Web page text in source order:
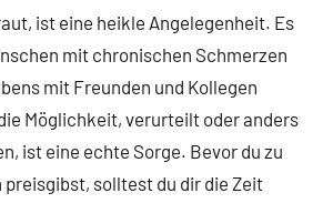
ist eine heikle Angelegenheit. Es
mit chronischen Schmerzen
mit Freunden und Kollegen
Möglichkeit, verurteilt oder anders
ist eine echte Sorge. Bevor du zu
solltest du dir die Zeit